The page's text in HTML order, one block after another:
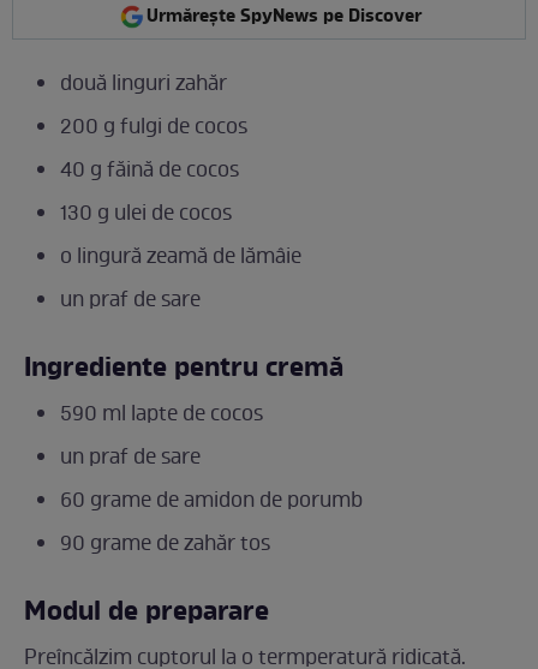
Urmărește SpyNews pe Discover
două linguri zahăr
200 g fulgi de cocos
40 g făină de cocos
130 g ulei de cocos
o lingură zeamă de lămâie
un praf de sare
Ingrediente pentru cremă
590 ml lapte de cocos
un praf de sare
60 grame de amidon de porumb
90 grame de zahăr tos
Modul de preparare
Preîncălzim cuptorul la o termperatură ridicată.